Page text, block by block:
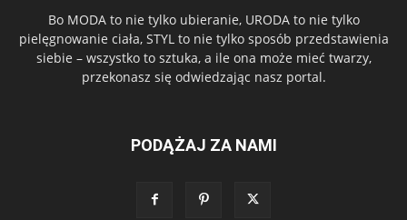
Bo MODA to nie tylko ubieranie, URODA to nie tylko
pielęgnowanie ciała, STYL to nie tylko sposób przedstawienia
siebie – wszystko to sztuka, a ile ona może mieć twarzy,
przekonasz się odwiedzając nasz portal.
PODĄŻAJ ZA NAMI